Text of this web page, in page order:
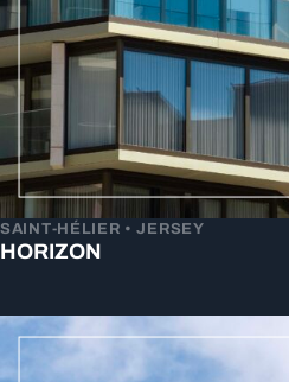
HORIZON
SAINT-HÉLIER • JERSEY